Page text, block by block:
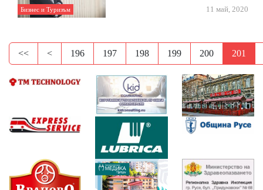
Бизнес и Туризъм 11 май, 2020
<< < 196 197 198 199 200 201